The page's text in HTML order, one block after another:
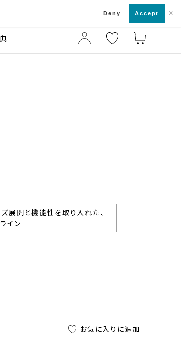
展開と機能性を取り入れた、
イン
お気に入りに追加
Deny Accept ×